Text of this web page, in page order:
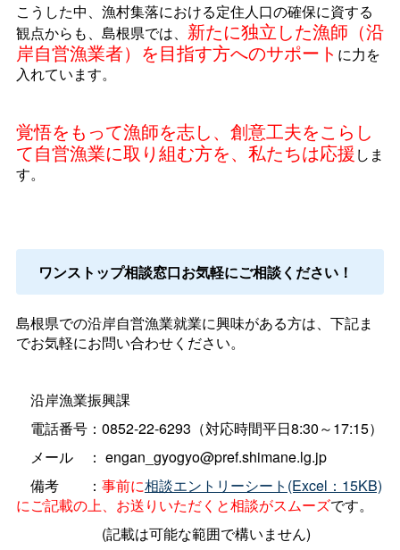
こうした中、漁村集落における定住人口の確保に資する
観点からも、島根県では、 新たに独立した漁師（沿
岸自営漁業者）を目指す方へのサポート に力を
入れています。
覚悟をもって漁師を志し、創意工夫をこらし
て自営漁業に取り組む方を、私たちは応援しま
す。
ワンストップ相談窓口お気軽にご相談ください！
島根県での沿岸自営漁業就業に興味がある方は、下記ま
でお気軽にお問い合わせください。
沿岸漁業振興課
電話番号： 0852-22-6293 （対応時間平日8:30～17:15）
メール ： engan_gyogyo@pref.shimane.lg.jp
備考 ： 事前に相談エントリーシート(Excel：15KB)
にご記載の上、お送りいただくと相談がスムーズです。
(記載は可能な範囲で構いません)